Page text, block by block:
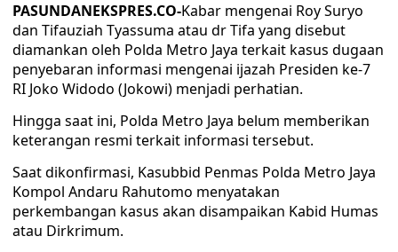
PASUNDANEKSPRES.CO-Kabar mengenai Roy Suryo
dan Tifauziah Tyassuma atau dr Tifa yang disebut
diamankan oleh Polda Metro Jaya terkait kasus dugaan
penyebaran informasi mengenai ijazah Presiden ke-7
RI Joko Widodo (Jokowi) menjadi perhatian.
Hingga saat ini, Polda Metro Jaya belum memberikan
keterangan resmi terkait informasi tersebut.
Saat dikonfirmasi, Kasubbid Penmas Polda Metro Jaya
Kompol Andaru Rahutomo menyatakan
perkembangan kasus akan disampaikan Kabid Humas
atau Dirkrimum.